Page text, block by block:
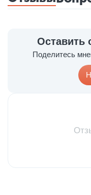
Оставить
Поделитесь